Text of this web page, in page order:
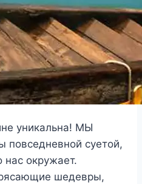
уникальна! МЫ
повседневной суетой,
нас окружает.
шедевры,